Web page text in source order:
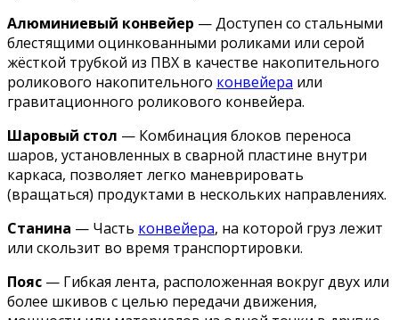
Алюминиевый конвейер — Доступен со стальными
блестящими оцинкованными роликами или серой
жёсткой трубкой из ПВХ в качестве накопительного
роликового накопительного конвейера или
гравитационного роликового конвейера.
Шаровый стол — Комбинация блоков переноса
шаров, установленных в сварной пластине внутри
каркаса, позволяет легко маневрировать
(вращаться) продуктами в нескольких направлениях.
Станина — Часть конвейера, на которой груз лежит
или скользит во время транспортировки.
Пояс — Гибкая лента, расположенная вокруг двух или
более шкивов с целью передачи движения,